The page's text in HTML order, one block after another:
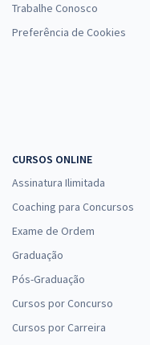
Trabalhe Conosco
Preferência de Cookies
CURSOS ONLINE
Assinatura Ilimitada
Coaching para Concursos
Exame de Ordem
Graduação
Pós-Graduação
Cursos por Concurso
Cursos por Carreira